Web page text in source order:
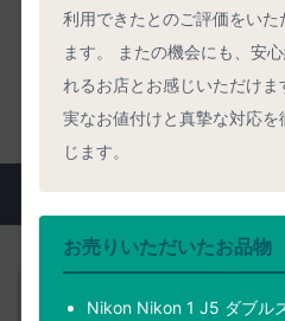
利用できたとのご評価をい
ます。 またの機会にも、安
れるお店とお感じいただけ
実なお値付けと真摯な対応
じます。
お売りいただいたお品物
Nikon Nikon 1 J5 ダブル
宅配買取の流れ
よくいた
事前査定価格から実際の買取価